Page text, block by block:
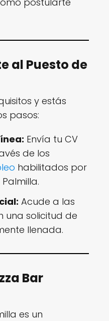
al Puesto de
y estás
pasos:
Envía tu CV
de los
habilitados por
Acude a las
una solicitud de
llenada.
Bar
es un